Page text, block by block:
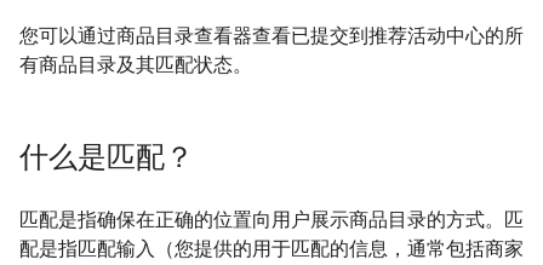
您可以通过商品目录查看器查看已提交到推荐活动中心的所
有商品目录及其匹配状态。
什么是匹配？
匹配是指确保在正确的位置向用户展示商品目录的方式。匹
配是指匹配输入（您提供的用于匹配的信息，通常包括商家